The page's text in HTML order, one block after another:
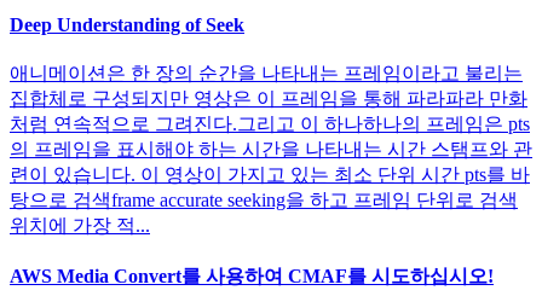
Deep Understanding of Seek
애니메이션은 한 장의 순간을 나타내는 프레임이라고 불리는
집합체로 구성되지만 영상은 이 프레임을 통해 파라파라 만화
처럼 연속적으로 그려진다.그리고 이 하나하나의 프레임은 pts
의 프레임을 표시해야 하는 시간을 나타내는 시간 스탬프와 관
련이 있습니다. 이 영상이 가지고 있는 최소 단위 시간 pts를 바
탕으로 검색frame accurate seeking을 하고 프레임 단위로 검색
위치에 가장 적...
AWS Media Convert를 사용하여 CMAF를 시도하십시오!